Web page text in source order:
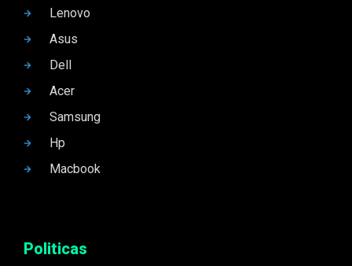
Lenovo
Asus
Dell
Acer
Samsung
Hp
Macbook
Politicas